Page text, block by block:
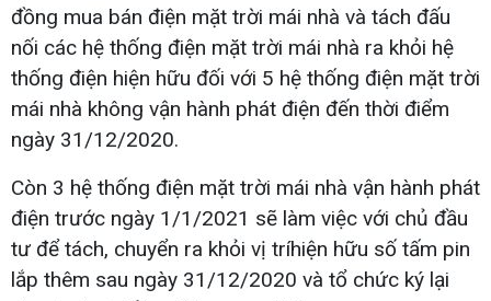
đồng mua bán điện mặt trời mái nhà và tách đấu
nối các hệ thống điện mặt trời mái nhà ra khỏi hệ
thống điện hiện hữu đối với 5 hệ thống điện mặt trời
mái nhà không vận hành phát điện đến thời điểm
ngày 31/12/2020.
Còn 3 hệ thống điện mặt trời mái nhà vận hành phát
điện trước ngày 1/1/2021 sẽ làm việc với chủ đầu
tư để tách, chuyển ra khỏi vị tríhiện hữu số tấm pin
lắp thêm sau ngày 31/12/2020 và tổ chức ký lại